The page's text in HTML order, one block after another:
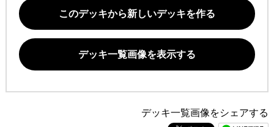
このデッキから新しいデッキを作る
デッキ一覧画像を表示する
デッキ一覧画像をシェアする